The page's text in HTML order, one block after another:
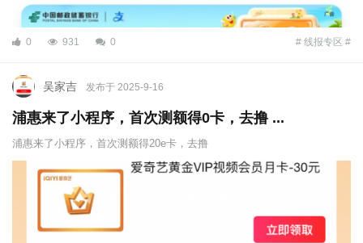
0 931 0 # 线报专区 #
吴家吉 发布于 2025-9-16
浦惠来了小程序，首次测额得0卡，去撸 ...
浦惠来了小程序，首次测额得20e卡，去撸